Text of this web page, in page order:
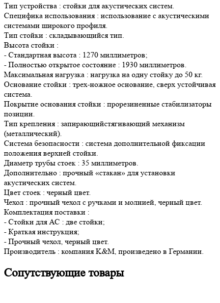
Тип устройства : стойки для акустических систем.
Специфика использования : использование с акустическими
системами широкого профиля.
Тип стойки : складывающийся тип.
Высота стойки :
- Стандартная высота : 1270 миллиметров;
- Полностью открытое состояние : 1930 миллиметров.
Максимальная нагрузка : нагрузка на одну стойку до 50 кг.
Основание стойки : трех-ножное основание, сверх устойчивая
система.
Покрытие основания стойки : прорезиненные стабилизаторы
позиции.
Тип крепления : запирающийстягивающий механизм
(металлический).
Система безопасности : система дополнительной фиксации
положения верхней стойки.
Диаметр трубы стоек : 35 миллиметров.
Дополнительно : прочный «стакан» для установки
акустических систем.
Цвет стоек : черный цвет.
Чехол : прочный чехол с ручками и молнией, черный цвет.
Комплектация поставки :
- Стойки для АС : две стойки;
- Краткая инструкция;
- Прочный чехол, черный цвет.
Производитель : компания K&M, произведено в Германии.
Сопутствующие товары